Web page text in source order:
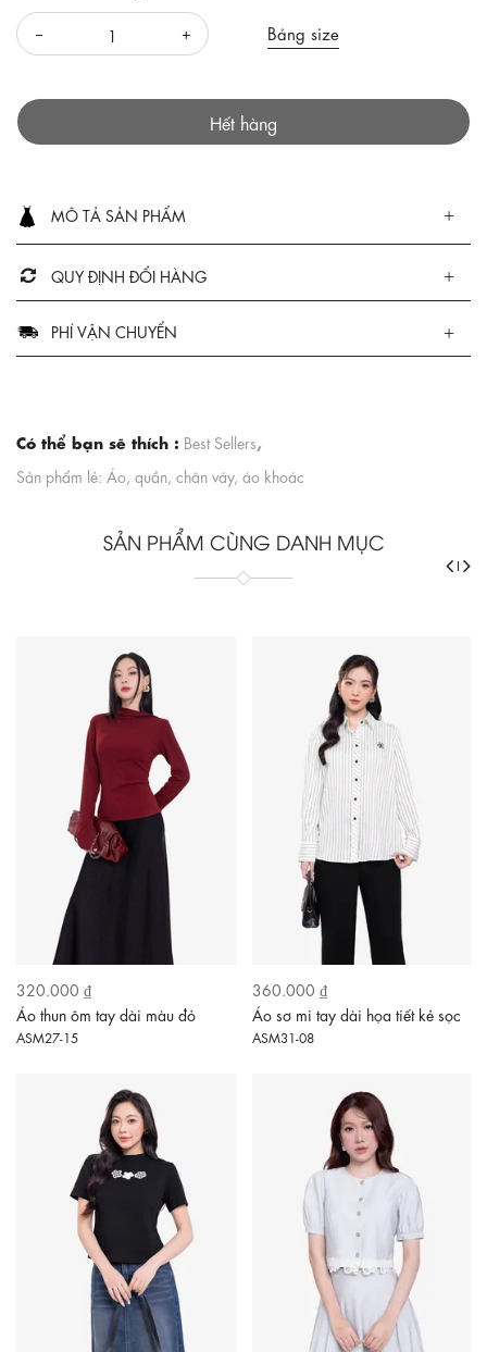
Bảng size
Hết hàng
MÔ TẢ SẢN PHẨM
QUY ĐỊNH ĐỔI HÀNG
PHÍ VẬN CHUYỂN
Có thể bạn sẽ thích : Best Sellers,
Sản phẩm lẻ: Áo, quần, chân váy, áo khoác
SẢN PHẨM CÙNG DANH MỤC
320.000 ₫
Áo thun ôm tay dài màu đỏ
ASM27-15
360.000 ₫
Áo sơ mi tay dài họa tiết kẻ sọc
ASM31-08